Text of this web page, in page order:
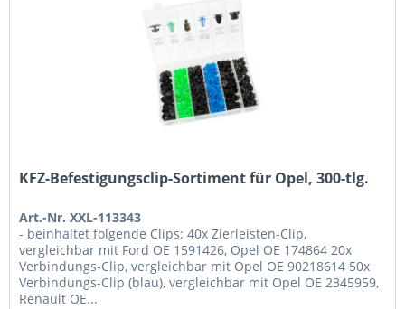
KFZ-Befestigungsclip-Sortiment für Opel, 300-tlg.
Art.-Nr. XXL-113343
- beinhaltet folgende Clips: 40x Zierleisten-Clip,
vergleichbar mit Ford OE 1591426, Opel OE 174864 20x
Verbindungs-Clip, vergleichbar mit Opel OE 90218614 50x
Verbindungs-Clip (blau), vergleichbar mit Opel OE 2345959,
Renault OE...